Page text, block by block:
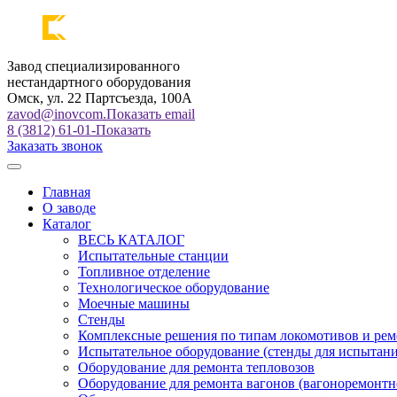
Завод специализированного
нестандартного оборудования
Омск, ул. 22 Партсъезда, 100А
zavod@inovcom.Показать email
8 (3812) 61-01-Показать
Заказать звонок
Главная
О заводе
Каталог
ВЕСЬ КАТАЛОГ
Испытательные станции
Топливное отделение
Технологическое оборудование
Моечные машины
Стенды
Комплексные решения по типам локомотивов и
Испытательное оборудование (стенды для
Оборудование для ремонта тепловозов
Оборудование для ремонта вагонов